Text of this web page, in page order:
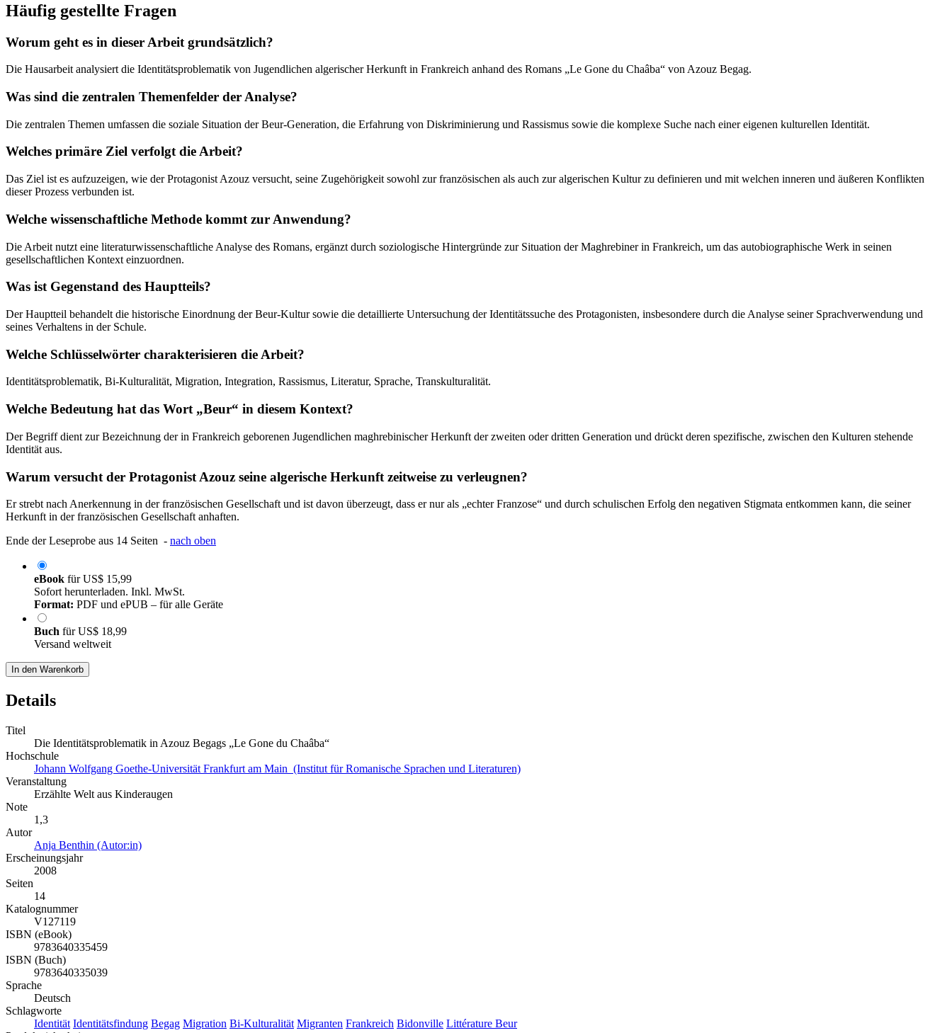
Häufig gestellte Fragen
Worum geht es in dieser Arbeit grundsätzlich?
Die Hausarbeit analysiert die Identitätsproblematik von Jugendlichen algerischer Herkunft in Frankreich anhand des Romans „Le Gone du Chaâba“ von Azouz Begag.
Was sind die zentralen Themenfelder der Analyse?
Die zentralen Themen umfassen die soziale Situation der Beur-Generation, die Erfahrung von Diskriminierung und Rassismus sowie die komplexe Suche nach einer eigenen kulturellen Identität.
Welches primäre Ziel verfolgt die Arbeit?
Das Ziel ist es aufzuzeigen, wie der Protagonist Azouz versucht, seine Zugehörigkeit sowohl zur französischen als auch zur algerischen Kultur zu definieren und mit welchen inneren und äußeren Konflikten
dieser Prozess verbunden ist.
Welche wissenschaftliche Methode kommt zur Anwendung?
Die Arbeit nutzt eine literaturwissenschaftliche Analyse des Romans, ergänzt durch soziologische Hintergründe zur Situation der Maghrebiner in Frankreich, um das autobiographische Werk in seinen
gesellschaftlichen Kontext einzuordnen.
Was ist Gegenstand des Hauptteils?
Der Hauptteil behandelt die historische Einordnung der Beur-Kultur sowie die detaillierte Untersuchung der Identitätssuche des Protagonisten, insbesondere durch die Analyse seiner Sprachverwendung und
seines Verhaltens in der Schule.
Welche Schlüsselwörter charakterisieren die Arbeit?
Identitätsproblematik, Bi-Kulturalität, Migration, Integration, Rassismus, Literatur, Sprache, Transkulturalität.
Welche Bedeutung hat das Wort „Beur“ in diesem Kontext?
Der Begriff dient zur Bezeichnung der in Frankreich geborenen Jugendlichen maghrebinischer Herkunft der zweiten oder dritten Generation und drückt deren spezifische, zwischen den Kulturen stehende
Identität aus.
Warum versucht der Protagonist Azouz seine algerische Herkunft zeitweise zu verleugnen?
Er strebt nach Anerkennung in der französischen Gesellschaft und ist davon überzeugt, dass er nur als „echter Franzose“ und durch schulischen Erfolg den negativen Stigmata entkommen kann, die seiner
Herkunft in der französischen Gesellschaft anhaften.
Ende der Leseprobe aus 14 Seiten - nach oben
eBook fürUS$ 15,99
Sofort herunterladen. Inkl. MwSt.
Format: PDF und ePUB – für alle Geräte
Buch fürUS$ 18,99
Versand weltweit
In den Warenkorb
Details
Titel
Die Identitätsproblematik in Azouz Begags „Le Gone du Chaâba“
Hochschule
Johann Wolfgang Goethe-Universität Frankfurt am Main (Institut für Romanische Sprachen und Literaturen)
Veranstaltung
Erzählte Welt aus Kinderaugen
Note
1,3
Autor
Anja Benthin (Autor:in)
Erscheinungsjahr
2008
Seiten
14
Katalognummer
V127119
ISBN (eBook)
9783640335459
ISBN (Buch)
9783640335039
Sprache
Deutsch
Schlagworte
Identität Identitätsfindung Begag Migration Bi-Kulturalität Migranten Frankreich Bidonville Littérature Beur